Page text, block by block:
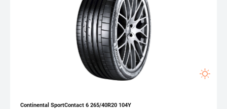
Continental SportContact 6 265/40R20 104Y